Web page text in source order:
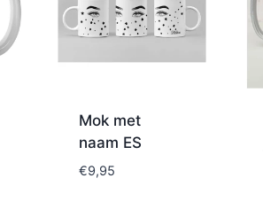
Mok met
naam ES
€9,95